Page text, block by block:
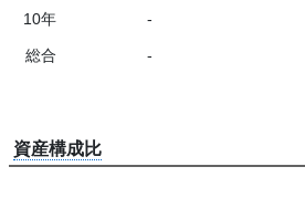
10年 -
総合 -
資産構成比